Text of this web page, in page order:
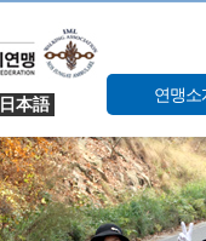
日本語 연맹소